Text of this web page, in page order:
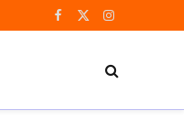
Facebook
X
Instagram